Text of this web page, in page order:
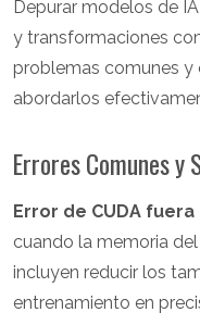
Depurar modelos de
y transformaciones
problemas comunes y
abordarlos
Errores Comunes y
Error de CUDA
cuando la memoria
incluyen reducir los
entrenamiento en